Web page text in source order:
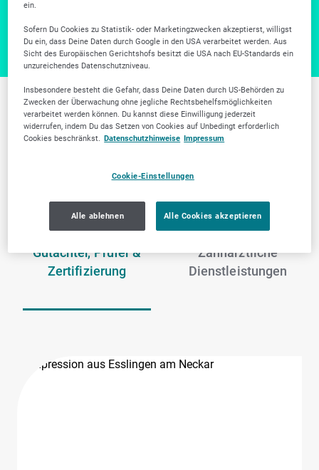
Weitere Branchen in
Esslingen am Neckar
Gutachter, Prüfer &
Zertifizierung
Zahnärztliche
Dienstleistungen
ein.
Sofern Du Cookies zu Statistik- oder Marketingzwecken akzeptierst, willigst
Du ein, dass Deine Daten durch Google in den USA verarbeitet werden. Aus
Sicht des Europäischen Gerichtshofs besitzt die USA nach EU-Standards ein
unzureichendes Datenschutzniveau.
Insbesondere besteht die Gefahr, dass Deine Daten durch US-Behörden zu
Zwecken der Überwachung ohne jegliche Rechtsbehelfsmöglichkeiten
verarbeitet werden können. Du kannst diese Einwilligung jederzeit
widerrufen, indem Du das Setzen von Cookies auf Unbedingt erforderlich
Cookies beschränkst. Datenschutzhinweise Impressum
Cookie-Einstellungen
Alle ablehnen Alle Cookies akzeptieren